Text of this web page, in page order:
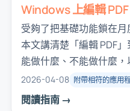
Windows 上編輯
受夠了把基礎功能鎖在月
本文講清楚「編輯 PDF
能做什麼、不能做什麼，
需訂閱的幾種選擇。
2026-04-08 附帶相符的應用
閱讀指南 →